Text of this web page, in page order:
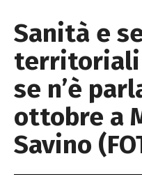
Sanità e
territoriali
se n’è
ottobre a
Savino